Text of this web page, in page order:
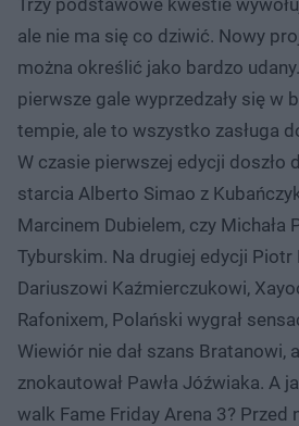
ale nie ma się co dziwić. Nowy
można określić jako bardzo
pierwsze gale wyprzedzały się w
tempie, ale to wszystko zasługa
W czasie pierwszej edycji doszło
starcia Alberto Simao z
Marcinem Dubielem, czy Michała
Tyburskim. Na drugiej edycji Piotr
Dariuszowi Kaźmierczukowi,
Rafonixem, Polański wygrał
Wiewiór nie dał szans Bratanowi,
znokautował Pawła Jóźwiaka. A
walk Fame Friday Arena 3? Przed